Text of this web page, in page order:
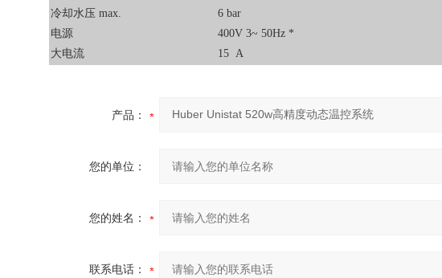
冷却水压 max.
6 bar
电源
400V 3~ 50Hz *
大电流
15 A
产品：
您的单位：
您的姓名：
联系电话：